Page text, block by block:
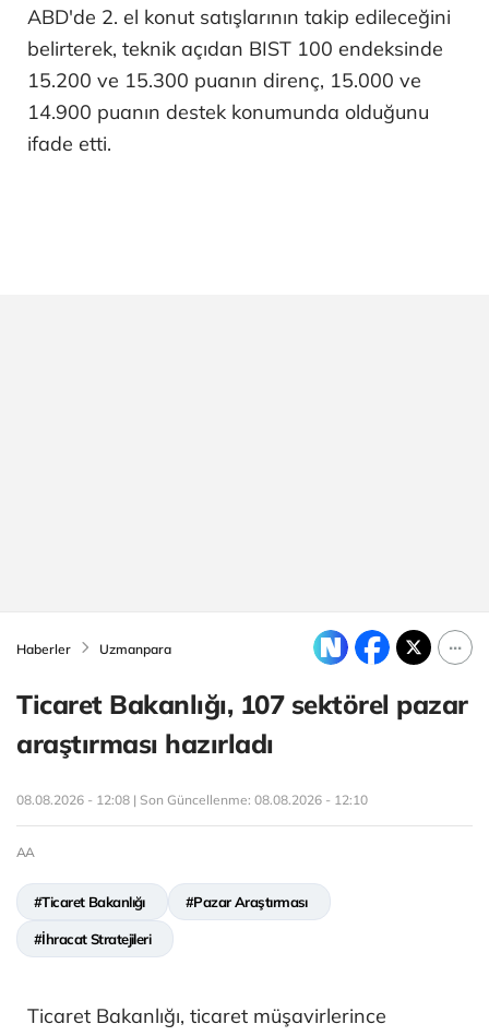
ABD'de 2. el konut satışlarının takip edileceğini
belirterek, teknik açıdan BIST 100 endeksinde
15.200 ve 15.300 puanın direnç, 15.000 ve
14.900 puanın destek konumunda olduğunu
ifade etti.
Haberler Uzmanpara
Ticaret Bakanlığı, 107 sektörel pazar
araştırması hazırladı
08.08.2026 - 12:08 | Son Güncellenme: 08.08.2026 - 12:10
AA
#Ticaret Bakanlığı #Pazar Araştırması
#İhracat Stratejileri
Ticaret Bakanlığı, ticaret müşavirlerince